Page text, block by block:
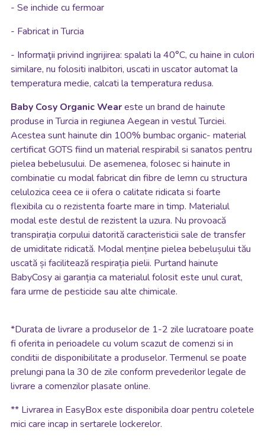
- Se inchide cu fermoar
- Fabricat in Turcia
- Informaţii privind ingrijirea: spalati la 40°C, cu haine in culori
similare, nu folositi inalbitori, uscati in uscator automat la
temperatura medie, calcati la temperatura redusa.
Baby Cosy Organic Weareste un brand de hainute
produse in Turcia in regiunea Aegean in vestul Turciei.
Acestea sunt hainute din 100% bumbac organic- material
certificat GOTS fiind un material respirabil si sanatos pentru
pielea bebelusului. De asemenea, folosec si hainute in
combinatie cu modal fabricat din fibre de lemn cu structura
celulozica ceea ce ii ofera o calitate ridicata si foarte
flexibila cu o rezistenta foarte mare in timp. Materialul
modal este destul de rezistent la uzura. Nu provoacă
transpirația corpului datorită caracteristicii sale de transfer
de umiditate ridicată. Modal menține pielea bebelușului tău
uscată și facilitează respirația pielii. Purtand hainute
BabyCosy ai garanția ca materialul folosit este unul curat,
fara urme de pesticide sau alte chimicale.
*Durata de livrare a produselor de 1-2 zile lucratoare poate
fi oferita in perioadele cu volum scazut de comenzi si in
conditii de disponibilitate a produselor. Termenul se poate
prelungi pana la 30 de zile conform prevederilor legale de
livrare a comenzilor plasate online.
** Livrarea in EasyBox este disponibila doar pentru coletele
mici care incap in sertarele lockerelor.